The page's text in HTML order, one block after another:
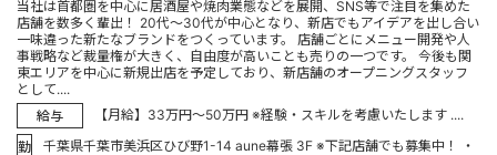
当社は首都圏を中心に居酒屋や焼肉業態などを展開、SNS等で注目を集めた
店舗を数多く輩出！ 20代〜30代が中心となり、新店でもアイデアを出し合い
一味違った新たなブランドをつくっています。 店舗ごとにメニュー開発や人
事戦略など裁量権が大きく、自由度が高いことも売りの一つです。 今後も関
東エリアを中心に新規出店を予定しており、新店舗のオープニングスタッフ
として....
給与
【月給】33万円～50万円 ※経験・スキルを考慮いたします ....
勤
千葉県千葉市美浜区ひび野1-14 aune幕張 3F ※下記店舗でも募集中！ ・